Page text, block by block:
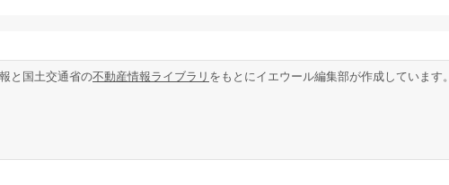
1210
と国土交通省の不動産情報ライブラリ をもとにイエウール編集部が作成しています。